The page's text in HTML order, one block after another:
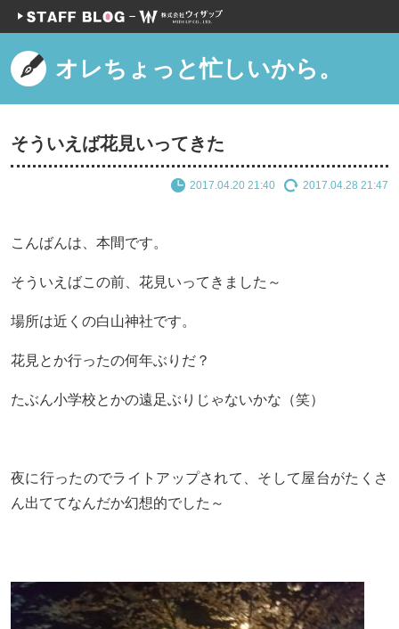
オレちょっと忙しいから。
そういえば花見いってきた
2017.04.20 21:40 2017.04.28 21:47
こんばんは、本間です。
そういえばこの前、花見いってきました～
場所は近くの白山神社です。
花見とか行ったの何年ぶりだ？
たぶん小学校とかの遠足ぶりじゃないかな（笑）
夜に行ったのでライトアップされて、そして屋台がたくさ
ん出ててなんだか幻想的でした～